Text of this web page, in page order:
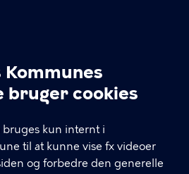
Kommunes
bruger cookies
bruges kun internt i
til at kunne vise fx videoer
og forbedre den generelle
København V